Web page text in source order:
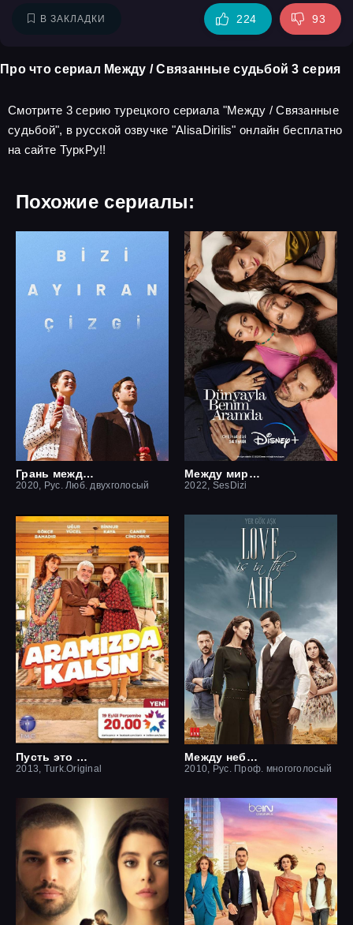
В ЗАКЛАДКИ 224 93
Про что сериал Между / Связанные судьбой 3 серия
Смотрите 3 серию турецкого сериала "Между / Связанные
судьбой", в русской озвучке "AlisaDirilis" онлайн бесплатно
на сайте ТуркРу!!
Похожие сериалы:
Грань между нами
2020, Рус. Люб. двухголосый
Между миром и мной
2022, SesDizi
Пусть это останется между нами
2013, Turk.Original
Между небом и землей / Небесная любовь
2010, Рус. Проф. многоголосый